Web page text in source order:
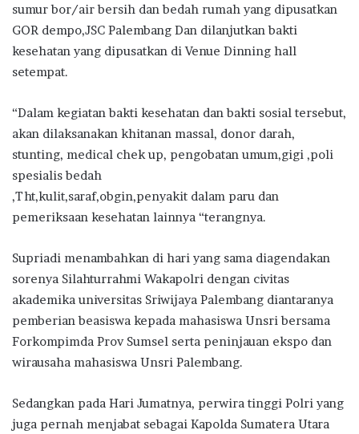
sumur bor/air bersih dan bedah rumah yang dipusatkan
GOR dempo,JSC Palembang Dan dilanjutkan bakti
kesehatan yang dipusatkan di Venue Dinning hall
setempat.
“Dalam kegiatan bakti kesehatan dan bakti sosial tersebut,
akan dilaksanakan khitanan massal, donor darah,
stunting, medical chek up, pengobatan umum,gigi ,poli
spesialis bedah
,Tht,kulit,saraf,obgin,penyakit dalam paru dan
pemeriksaan kesehatan lainnya “terangnya.
Supriadi menambahkan di hari yang sama diagendakan
sorenya Silahturrahmi Wakapolri dengan civitas
akademika universitas Sriwijaya Palembang diantaranya
pemberian beasiswa kepada mahasiswa Unsri bersama
Forkompimda Prov Sumsel serta peninjauan ekspo dan
wirausaha mahasiswa Unsri Palembang.
Sedangkan pada Hari Jumatnya, perwira tinggi Polri yang
juga pernah menjabat sebagai Kapolda Sumatera Utara